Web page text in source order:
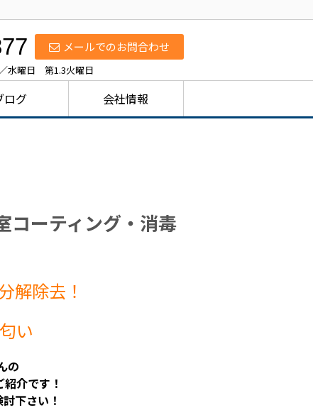
メールでのお問合わせ
水曜日 第1.3火曜日
ログ 会社情報
コーティング・消毒
解除去！
い
の
介です！
下さい！